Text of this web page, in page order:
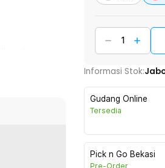
saat
berat.
terasa di
Informasi Stok:
Gudang Online
Tersedia
Pick n Go Bekasi
Pre-Order